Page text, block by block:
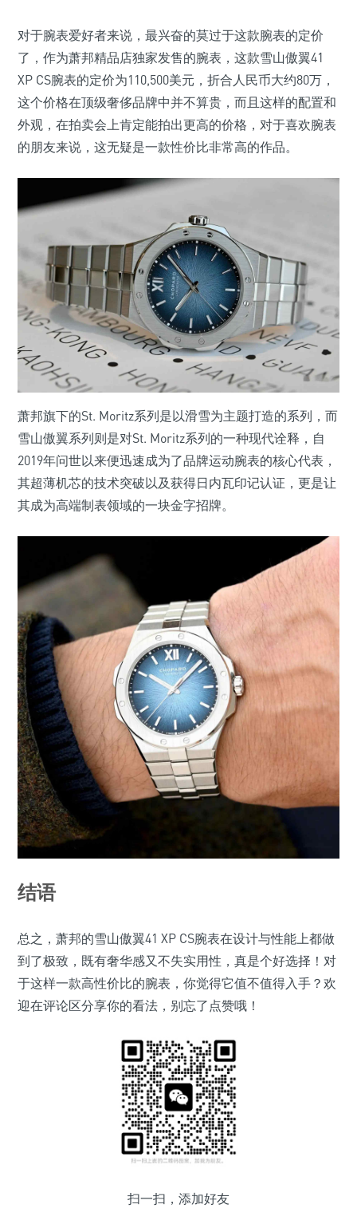
对于腕表爱好者来说，最兴奋的莫过于这款腕表的定价
了，作为萧邦精品店独家发售的腕表，这款雪山傲翼41
XP CS腕表的定价为110,500美元，折合人民币大约80万，
这个价格在顶级奢侈品牌中并不算贵，而且这样的配置和
外观，在拍卖会上肯定能拍出更高的价格，对于喜欢腕表
的朋友来说，这无疑是一款性价比非常高的作品。
萧邦旗下的St. Moritz系列是以滑雪为主题打造的系列，而
雪山傲翼系列则是对St. Moritz系列的一种现代诠释，自
2019年问世以来便迅速成为了品牌运动腕表的核心代表，
其超薄机芯的技术突破以及获得日内瓦印记认证，更是让
其成为高端制表领域的一块金字招牌。
结语
总之，萧邦的雪山傲翼41 XP CS腕表在设计与性能上都做
到了极致，既有奢华感又不失实用性，真是个好选择！对
于这样一款高性价比的腕表，你觉得它值不值得入手？欢
迎在评论区分享你的看法，别忘了点赞哦！
扫一扫，添加好友